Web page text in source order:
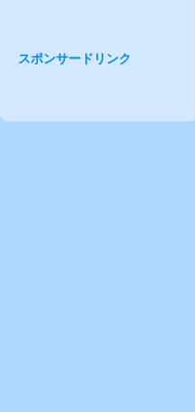
スポンサードリンク